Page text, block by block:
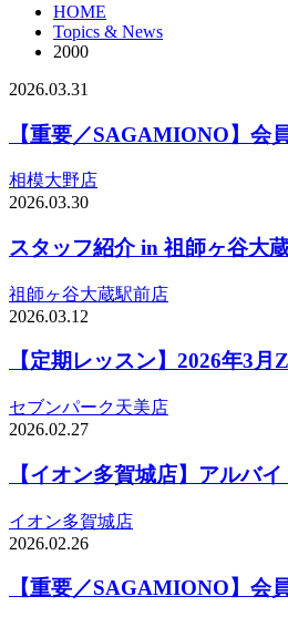
HOME
Topics & News
2000
2026.03.31
【重要／SAGAMIONO】会
相模大野店
2026.03.30
スタッフ紹介 in 祖師ヶ谷大
祖師ヶ谷大蔵駅前店
2026.03.12
【定期レッスン】2026年3
セブンパーク天美店
2026.02.27
【イオン多賀城店】アルバ
イオン多賀城店
2026.02.26
【重要／SAGAMIONO】会